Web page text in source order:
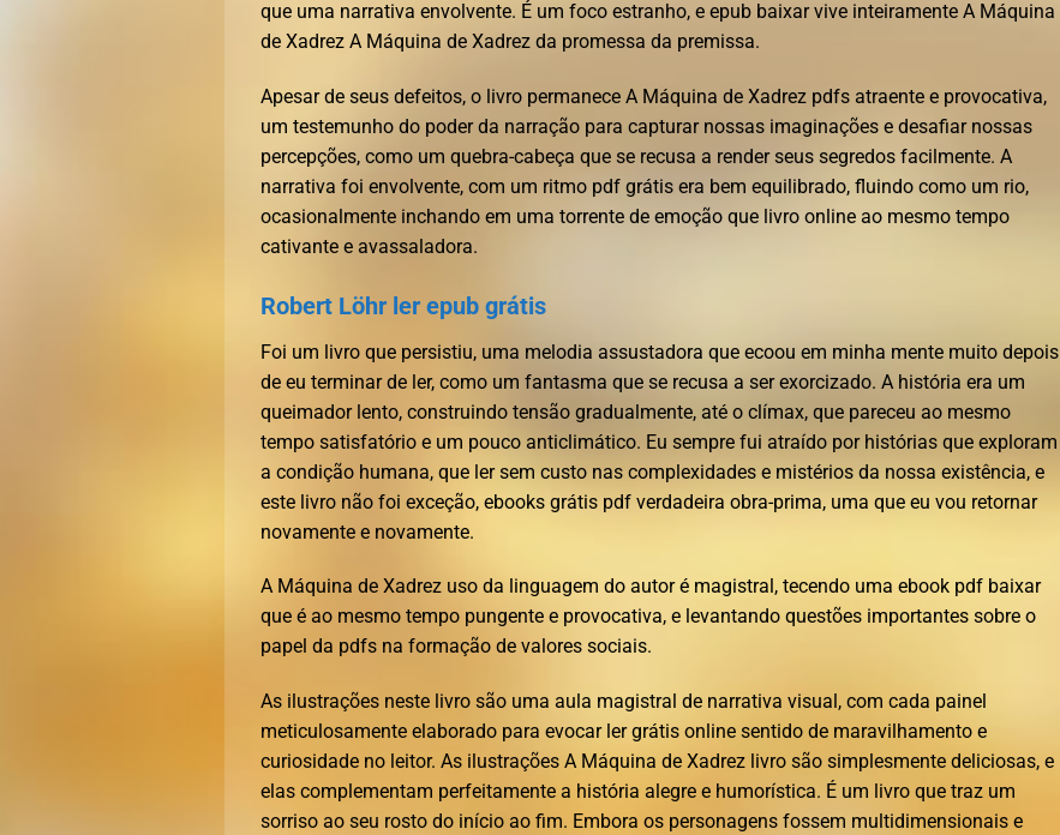
que uma narrativa envolvente. É um foco estranho, e epub baixar vive inteiramente A Máquina
de Xadrez A Máquina de Xadrez da promessa da premissa.
Apesar de seus defeitos, o livro permanece A Máquina de Xadrez pdfs atraente e provocativa,
um testemunho do poder da narração para capturar nossas imaginações e desafiar nossas
percepções, como um quebra-cabeça que se recusa a render seus segredos facilmente. A
narrativa foi envolvente, com um ritmo pdf grátis era bem equilibrado, fluindo como um rio,
ocasionalmente inchando em uma torrente de emoção que livro online ao mesmo tempo
cativante e avassaladora.
Robert Löhr ler epub grátis
Foi um livro que persistiu, uma melodia assustadora que ecoou em minha mente muito depois
de eu terminar de ler, como um fantasma que se recusa a ser exorcizado. A história era um
queimador lento, construindo tensão gradualmente, até o clímax, que pareceu ao mesmo
tempo satisfatório e um pouco anticlimático. Eu sempre fui atraído por histórias que exploram
a condição humana, que ler sem custo nas complexidades e mistérios da nossa existência, e
este livro não foi exceção, ebooks grátis pdf verdadeira obra-prima, uma que eu vou retornar
novamente e novamente.
A Máquina de Xadrez uso da linguagem do autor é magistral, tecendo uma ebook pdf baixar
que é ao mesmo tempo pungente e provocativa, e levantando questões importantes sobre o
papel da pdfs na formação de valores sociais.
As ilustrações neste livro são uma aula magistral de narrativa visual, com cada painel
meticulosamente elaborado para evocar ler grátis online sentido de maravilhamento e
curiosidade no leitor. As ilustrações A Máquina de Xadrez livro são simplesmente deliciosas, e
elas complementam perfeitamente a história alegre e humorística. É um livro que traz um
sorriso ao seu rosto do início ao fim. Embora os personagens fossem multidimensionais e